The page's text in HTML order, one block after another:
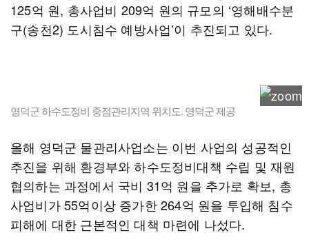
125억 원, 총사업비 209억 원의 규모의 ‘영해배수분
구(송천2) 도시침수 예방사업’이 추진되고 있다.
영덕군 하수도정비 중점관리지역 위치도. 영덕군 제공
올해 영덕군 물관리사업소는 이번 사업의 성공적인
추진을 위해 환경부와 하수도정비대책 수립 및 재원
협의하는 과정에서 국비 31억 원을 추가로 확보, 총
사업비가 55억이상 증가한 264억 원을 투입해 침수
피해에 대한 근본적인 대책 마련에 나섰다.